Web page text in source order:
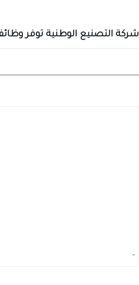
شركة التصنيع الوطنية توفر وظائف لحملة
-